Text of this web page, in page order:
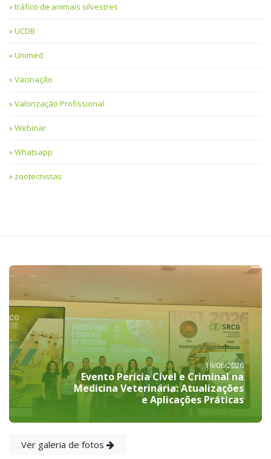
tráfico de animais silvestres
UCDB
Unimed
Vacinação
Valorização Profissional
Webinar
Whatsapp
zootecnistas
19/06/2026
Evento Perícia Cível e Criminal na
Medicina Veterinária: Atualizações
e Aplicações Práticas
Ver galeria de fotos